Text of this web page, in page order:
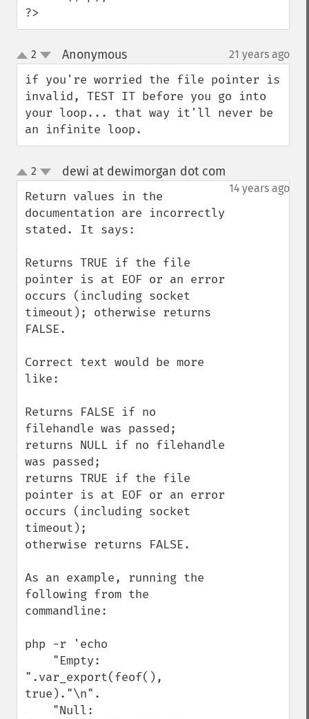
?>
up
down
2 Anonymous¶ 21 years ago
if you're worried the file pointer is
invalid, TEST IT before you go into
your loop... that way it'll never be
an infinite loop.
up
down
2 dewi at dewimorgan dot com
14 years ago
Return values in the
documentation are incorrectly
stated. It says:
Returns TRUE if the file
pointer is at EOF or an error
occurs (including socket
timeout); otherwise returns
FALSE.
Correct text would be more
like:
Returns FALSE if no
filehandle was passed;
returns NULL if no filehandle
was passed;
returns TRUE if the file
pointer is at EOF or an error
occurs (including socket
timeout);
otherwise returns FALSE.
As an example, running the
following from the
commandline:
php -r 'echo
".var_export(feof(),
true)."\n".